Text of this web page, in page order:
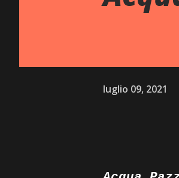
luglio 09, 2021